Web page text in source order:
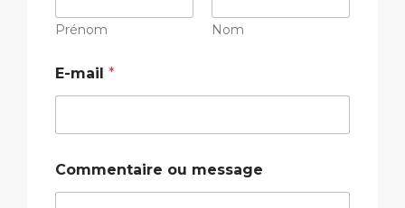
Prénom Nom
E-mail *
o
m
Commentaire ou message